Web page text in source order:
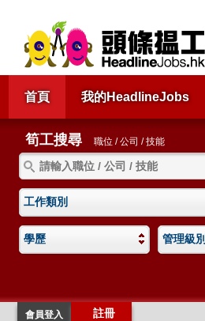
首頁 我的HeadlineJobs
筍工搜尋 職位 / 公司 / 技能
工作類別
學歷 管理級別
會員登入 註冊